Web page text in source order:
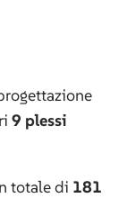
9 plessi
totale di 181